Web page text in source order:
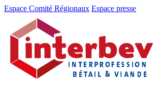
Aller
Aller
contenu
Espace Comité Régionaux Espace presse